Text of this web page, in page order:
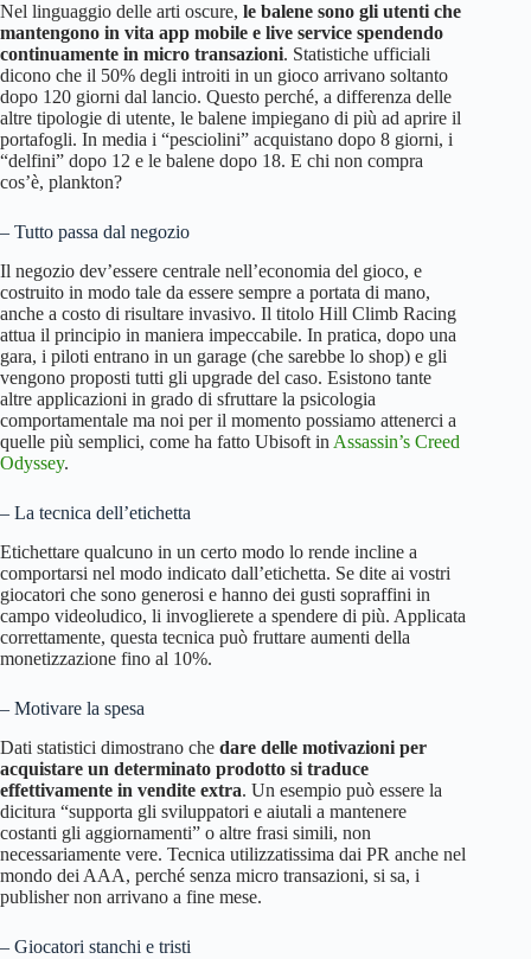
Nel linguaggio delle arti oscure, le balene sono gli utenti che
mantengono in vita app mobile e live service spendendo
continuamente in micro transazioni. Statistiche ufficiali
dicono che il 50% degli introiti in un gioco arrivano soltanto
dopo 120 giorni dal lancio. Questo perché, a differenza delle
altre tipologie di utente, le balene impiegano di più ad aprire il
portafogli. In media i “pesciolini” acquistano dopo 8 giorni, i
“delfini” dopo 12 e le balene dopo 18. E chi non compra
cos’è, plankton?
– Tutto passa dal negozio
Il negozio dev’essere centrale nell’economia del gioco, e
costruito in modo tale da essere sempre a portata di mano,
anche a costo di risultare invasivo. Il titolo Hill Climb Racing
attua il principio in maniera impeccabile. In pratica, dopo una
gara, i piloti entrano in un garage (che sarebbe lo shop) e gli
vengono proposti tutti gli upgrade del caso. Esistono tante
altre applicazioni in grado di sfruttare la psicologia
comportamentale ma noi per il momento possiamo attenerci a
quelle più semplici, come ha fatto Ubisoft in Assassin’s Creed
Odyssey.
– La tecnica dell’etichetta
Etichettare qualcuno in un certo modo lo rende incline a
comportarsi nel modo indicato dall’etichetta. Se dite ai vostri
giocatori che sono generosi e hanno dei gusti sopraffini in
campo videoludico, li invoglierete a spendere di più. Applicata
correttamente, questa tecnica può fruttare aumenti della
monetizzazione fino al 10%.
– Motivare la spesa
Dati statistici dimostrano che dare delle motivazioni per
acquistare un determinato prodotto si traduce
effettivamente in vendite extra. Un esempio può essere la
dicitura “supporta gli sviluppatori e aiutali a mantenere
costanti gli aggiornamenti” o altre frasi simili, non
necessariamente vere. Tecnica utilizzatissima dai PR anche nel
mondo dei AAA, perché senza micro transazioni, si sa, i
publisher non arrivano a fine mese.
– Giocatori stanchi e tristi